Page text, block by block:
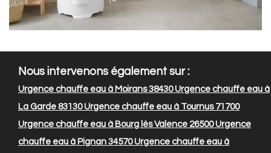
Nous intervenons également sur :
Urgence chauffe eau à Moirans 38430Urgence chauffe eau à
La Garde 83130Urgence chauffe eau à Tournus 71700
Urgence chauffe eau à Bourg lès Valence 26500Urgence
chauffe eau à Pignan 34570Urgence chauffe eau à